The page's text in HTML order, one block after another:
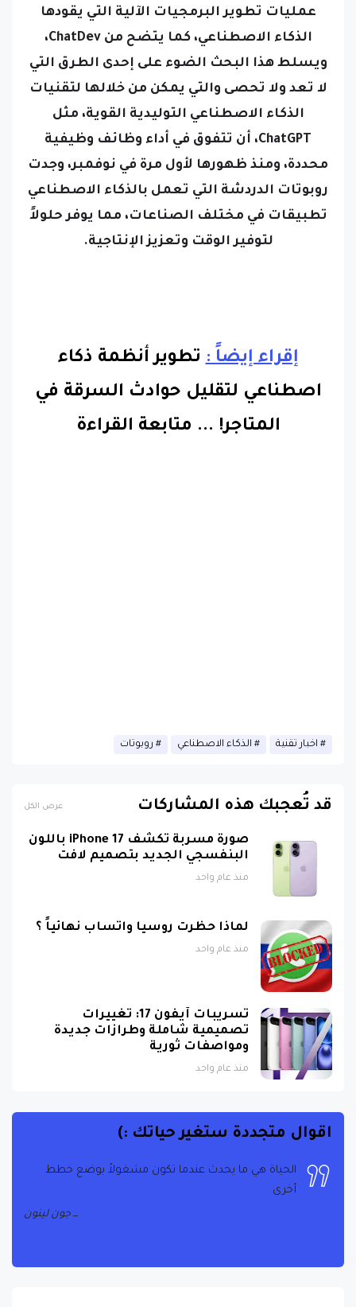
الذكاء الاصطناعي، كما يتضح من ChatDev،
ويسلط هذا البحث الضوء على إحدى الطرق التي
لا تعد ولا تحصى والتي يمكن من خلالها لتقنيات
الذكاء الاصطناعي التوليدية القوية، مثل
ChatGPT، أن تتفوق في أداء وظائف وظيفية
محددة، ومنذ ظهورها لأول مرة في نوفمبر، وجدت
روبوتات الدردشة التي تعمل بالذكاء الاصطناعي
تطبيقات في مختلف الصناعات، مما يوفر حلولاً
لتوفير الوقت وتعزيز الإنتاجية.
اصطناعي لتقليل حوادث السرقة في
المتاجر! ... متابعة القراءة
البنفسجي الجديد بتصميم لافت
منذ عام واحد
منذ عام واحد
تصميمية شاملة وطرازات جديدة
ومواصفات ثورية
منذ عام واحد
اقوال متجددة ستغير حياتك :)
أخرى